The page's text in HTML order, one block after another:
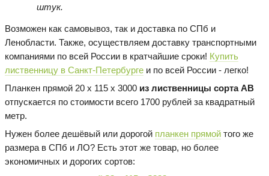
штук.
Возможен как самовывоз, так и доставка по СПб и
Ленобласти. Также, осуществляем доставку транспортными
компаниями по всей России в кратчайшие сроки! Купить
лиственницу в Санкт-Петербурге и по всей России - легко!
Планкен прямой 20 х 115 х 3000 из лиственницы сорта AB
отпускается по стоимости всего 1700 рублей за квадратный
метр.
Нужен более дешёвый или дорогой планкен прямой того же
размера в СПб и ЛО? Есть этот же товар, но более
экономичных и дорогих сортов: